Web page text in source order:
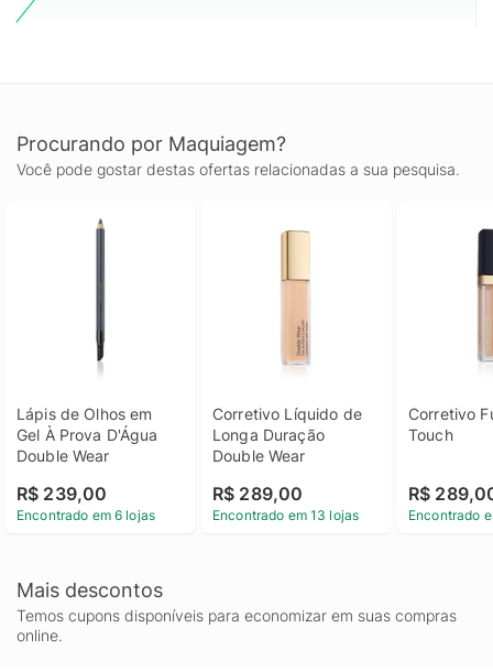
Procurando por Maquiagem?
Você pode gostar destas ofertas relacionadas a sua pesquisa.
Lápis de Olhos em
Gel À Prova D'Água
Double Wear
R$ 239,00
Encontrado em 6 lojas
Corretivo Líquido de
Longa Duração
Double Wear
R$ 289,00
Encontrado em 13 lojas
Corretivo
Touch
R$
Encontrado
Mais descontos
Temos cupons disponíveis para economizar em suas compras
online.